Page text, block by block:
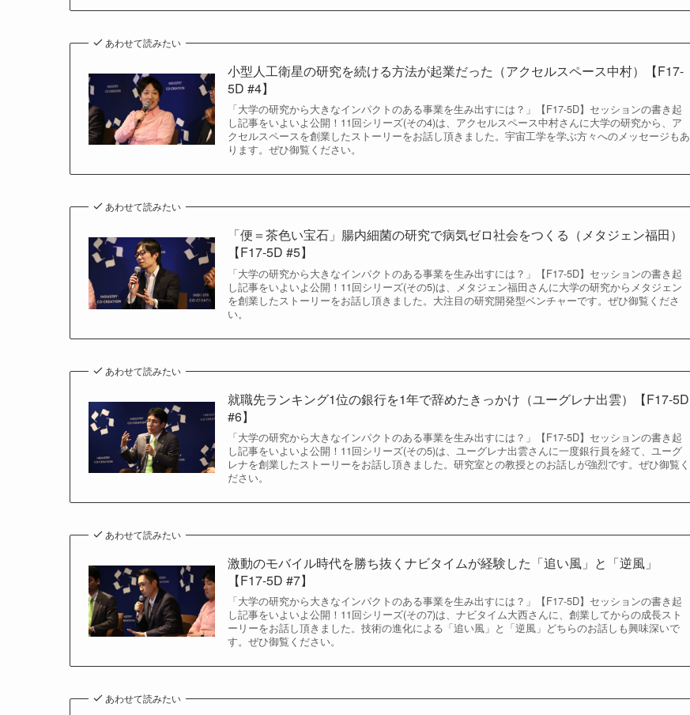
あわせて読みたい
小型人工衛星の研究を続ける方法が起業だった（アクセルスペース中村）【F17-
5D #4】
「大学の研究から大きなインパクトのある事業を生み出すには？」【F17-5D】セッションの書き起
し記事をいよいよ公開！11回シリーズ(その4)は、アクセルスペース中村さんに大学の研究から、ア
クセルスペースを創業したストーリーをお話し頂きました。宇宙工学を学ぶ方々へのメッセージもあ
ります。ぜひ御覧ください。
あわせて読みたい
「便＝茶色い宝石」腸内細菌の研究で病気ゼロ社会をつくる（メタジェン福田）
【F17-5D #5】
「大学の研究から大きなインパクトのある事業を生み出すには？」【F17-5D】セッションの書き起
し記事をいよいよ公開！11回シリーズ(その5)は、メタジェン福田さんに大学の研究からメタジェン
を創業したストーリーをお話し頂きました。大注目の研究開発型ベンチャーです。ぜひ御覧くださ
い。
あわせて読みたい
就職先ランキング1位の銀行を1年で辞めたきっかけ（ユーグレナ出雲）【F17-5D
#6】
「大学の研究から大きなインパクトのある事業を生み出すには？」【F17-5D】セッションの書き起
し記事をいよいよ公開！11回シリーズ(その5)は、ユーグレナ出雲さんに一度銀行員を経て、ユーグ
レナを創業したストーリーをお話し頂きました。研究室との教授とのお話しが強烈です。ぜひ御覧く
ださい。
あわせて読みたい
激動のモバイル時代を勝ち抜くナビタイムが経験した「追い風」と「逆風」
【F17-5D #7】
「大学の研究から大きなインパクトのある事業を生み出すには？」【F17-5D】セッションの書き起
し記事をいよいよ公開！11回シリーズ(その7)は、ナビタイム大西さんに、創業してからの成長スト
ーリーをお話し頂きました。技術の進化による「追い風」と「逆風」どちらのお話しも興味深いで
す。ぜひ御覧ください。
あわせて読みたい